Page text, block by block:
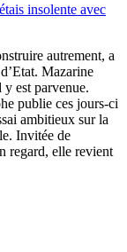
insolente avec
autrement, a
Mazarine
est parvenue.
publie ces jours-ci
ambitieux sur la
Invitée de
regard, elle revient